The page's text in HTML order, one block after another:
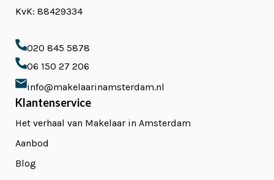
KvK: 88429334
020 845 5878
06 150 27 206
info@makelaarinamsterdam.nl
Klantenservice
Het verhaal van Makelaar in Amsterdam
Aanbod
Blog